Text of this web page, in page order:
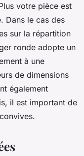
votre pièce est
Dans le cas des
sur la répartition
ronde adopte un
à une
de dimensions
également
il est important de